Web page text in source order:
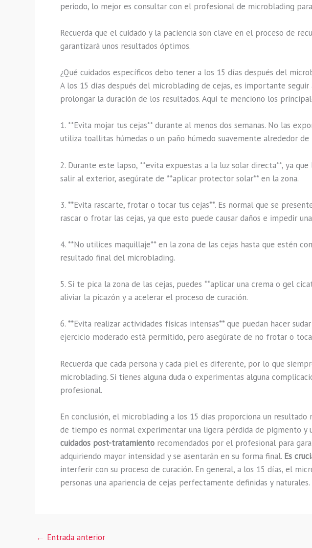
periodo, lo mejor es consultar con el profesional de microblading
Recuerda que el cuidado y la paciencia son clave en el proceso de
garantizará unos resultados óptimos.
¿Qué cuidados específicos debo tener a los 15 días después del
A los 15 días después del microblading de cejas, es importante
prolongar la duración de los resultados. Aquí te menciono los
1. **Evita mojar tus cejas** durante al menos dos semanas. No las
utiliza toallitas húmedas o un paño húmedo suavemente alrededor
2. Durante este lapso, **evita expuestas a la luz solar directa**, ya
salir al exterior, asegúrate de **aplicar protector solar** en la zona.
3. **Evita rascarte, frotar o tocar tus cejas**. Es normal que se
rascar o frotar las cejas, ya que esto puede causar daños e impedir
4. **No utilices maquillaje** en la zona de las cejas hasta que estén
resultado final del microblading.
5. Si te pica la zona de las cejas, puedes **aplicar una crema o gel
aliviar la picazón y a acelerar el proceso de curación.
6. **Evita realizar actividades físicas intensas** que puedan hacer
ejercicio moderado está permitido, pero asegúrate de no frotar o
Recuerda que cada persona y cada piel es diferente, por lo que
microblading. Si tienes alguna duda o experimentas alguna
profesional.
En conclusión, el microblading a los 15 días proporciona un resultado
de tiempo es normal experimentar una ligera pérdida de pigmento y
cuidados post-tratamiento recomendados por el profesional para
adquiriendo mayor intensidad y se asentarán en su forma final. Es
interferir con su proceso de curación. En general, a los 15 días, el
personas una apariencia de cejas perfectamente definidas y naturales.
← Entrada anterior